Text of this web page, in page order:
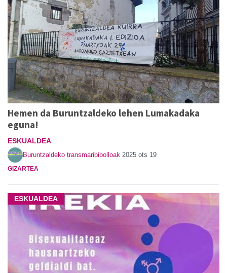
Hemen da Buruntzaldeko lehen Lumakadaka
eguna!
ESKUALDEA
Buruntzaldeko transmaribibolloak 2025 ots 19
GIZARTEA
ESKUALDEA